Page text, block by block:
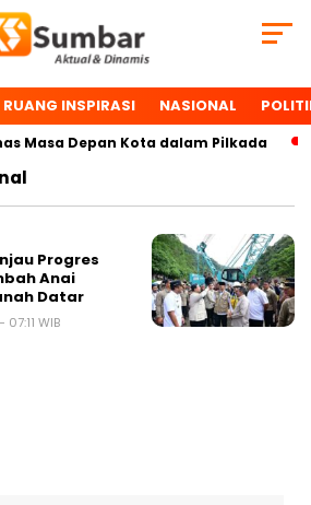
RUANG INSPIRASI NASIONAL
Masa Depan Kota dalam Pilkada
Progres
Anai
Datar
WIB